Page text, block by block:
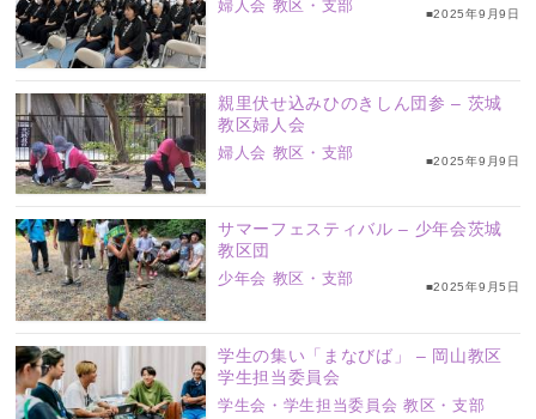
婦人会 教区・支部 ■2025年9月9日
親里伏せ込みひのきしん団参 – 茨城
教区婦人会
婦人会 教区・支部 ■2025年9月9日
サマーフェスティバル – 少年会茨城
教区団
少年会 教区・支部 ■2025年9月5日
学生の集い「まなびば」 – 岡山教区
学生担当委員会
学生会・学生担当委員会 教区・支部